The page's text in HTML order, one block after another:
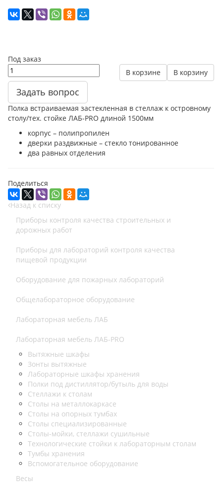
Под заказ
В корзину
В корзине
Задать вопрос
Полка встраиваемая застекленная в стеллаж к островному
столу/тех. стойке ЛАБ-PRO длиной 1500мм
корпус – полипропилен
дверки раздвижные – стекло тонированное
два равных отделения
Поделиться
Назад к списку
Приборы контроля качества строительных и
дорожных работ
Приборы для лабораторий контроля качества
пищевой продукции
Оборудование для пожарных лабораторий
Общелабораторное оборудование
Лабораторная мебель ЛАБ
Лабораторная мебель ЛАБ-PRO
Вытяжные шкафы
Зонты вытяжные
Лабораторные шкафы хранения
Полки под дистиллятор/бутыль для воды
Стеллажи к столам
Столы на металлокаркасе
Столы на опорных тумбах
Столы специализированные
Столы-мойки, стеллажи сушильные
Технологические стойки к лабораторным столам
Тумбы хранения
Вспомогательное оборудование
Весы